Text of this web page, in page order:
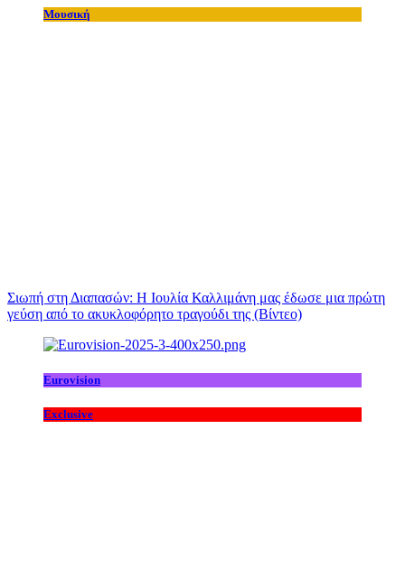
Μουσική
Σιωπή στη Διαπασών: Η Ιουλία Καλλιμάνη μας έδωσε μια πρώτη
γεύση από το ακυκλοφόρητο τραγούδι της (Βίντεο)
Eurovision
Exclusive